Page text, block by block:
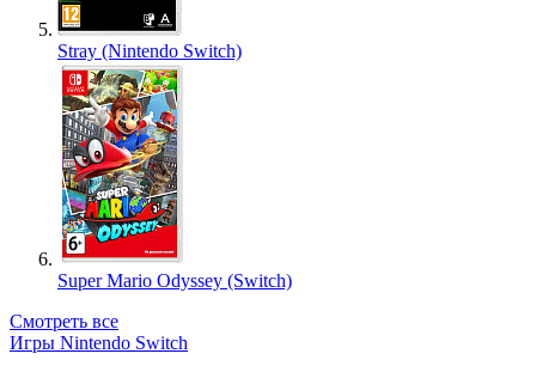
Stray (Nintendo Switch)
Super Mario Odyssey (Switch)
Смотреть все
Игры Nintendo Switch